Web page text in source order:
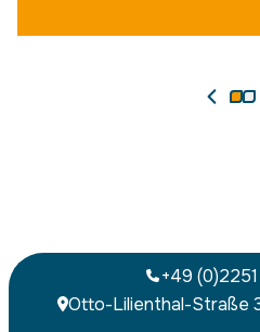
+49
Otto-Lilienthal-Straße